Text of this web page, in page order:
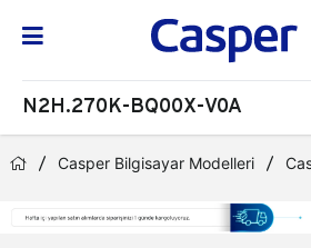
N2H.270K-BQ00X-V0A
Casper Bilgisayar Modelleri